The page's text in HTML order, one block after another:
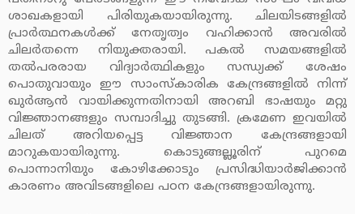
ശാഖകളായി പിരിയുകയായിരുന്നു. ചിലയിടങ്ങളില്‍
പ്രാര്‍ത്ഥനകള്‍ക്ക് നേതൃത്വം വഹിക്കാന്‍ അവരില്‍
ചിലര്‍തന്നെ നിയുക്തരായി. പകല്‍ സമയങ്ങളില്‍
തല്‍പരരായ വിദ്യാര്‍ത്ഥികളും സന്ധ്യക്ക് ശേഷം
പൊതുവായും ഈ സാംസ്‌കാരിക കേന്ദ്രങ്ങളില്‍ നിന്ന്
ഖുര്‍ആന്‍ വായിക്കുന്നതിനായി അറബി ഭാഷയും മറ്റു
വിജ്ഞാനങ്ങളും സമ്പാദിച്ചു തുടങ്ങി. ക്രമേണ ഇവയില്‍
ചിലത് അറിയപ്പെട്ട വിജ്ഞാന കേന്ദ്രങ്ങളായി
മാറുകയായിരുന്നു. കൊടുങ്ങല്ലൂരിന് പുറമെ
പൊന്നാനിയും കോഴിക്കോടും പ്രസിദ്ധിയാര്‍ജിക്കാന്‍
കാരണം അവിടങ്ങളിലെ പഠന കേന്ദ്രങ്ങളായിരുന്നു.